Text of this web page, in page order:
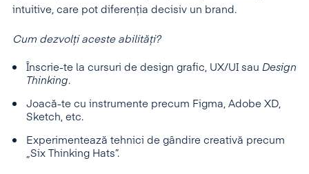
intuitive, care pot diferenția decisiv un brand.
Cum dezvolți aceste abilități?
Înscrie-te la cursuri de design grafic, UX/UI sau Design
Thinking.
Joacă-te cu instrumente precum Figma, Adobe XD,
Sketch, etc.
Experimentează tehnici de gândire creativă precum
„Six Thinking Hats”.